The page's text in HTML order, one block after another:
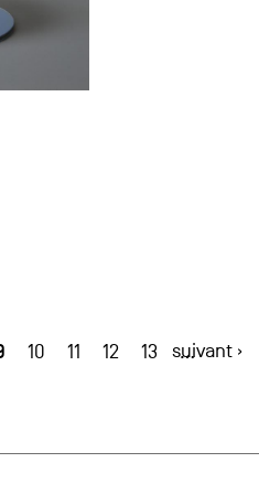
10 11 12 13 …
suivant ›